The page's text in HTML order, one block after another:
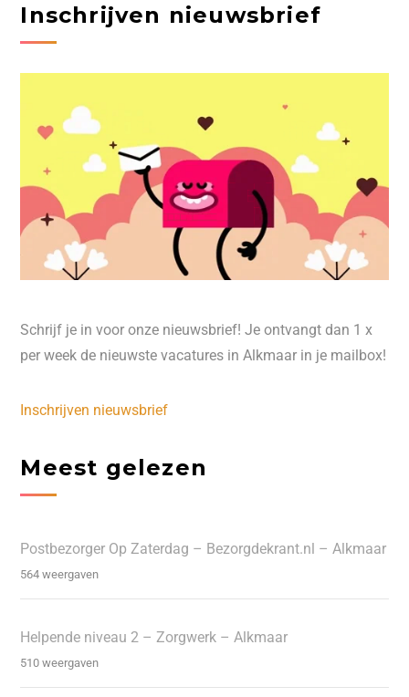
Inschrijven nieuwsbrief
Schrijf je in voor onze nieuwsbrief! Je ontvangt dan 1 x
per week de nieuwste vacatures in Alkmaar in je mailbox!
Inschrijven nieuwsbrief
Meest gelezen
Postbezorger Op Zaterdag – Bezorgdekrant.nl – Alkmaar
564 weergaven
Helpende niveau 2 – Zorgwerk – Alkmaar
510 weergaven